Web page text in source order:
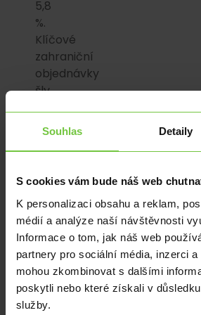
Souhlas Detaily
S cookies vám bude náš web
K personalizaci obsahu a reklam,
médií a analýze naší návštěvnosti
Informace o tom, jak náš web
partnery pro sociální média, inzerci
mohou zkombinovat s dalšími
poskytli nebo které získali v
služby.
5,8
%.
Klíčové
zahraniční
objednávky
šly
domácí
se
snížily
o
1,9
%.
Průmysl